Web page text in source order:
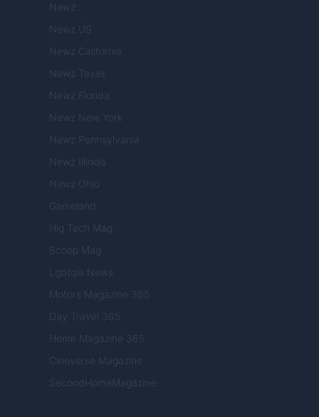
Newz
Newz US
Newz California
Newz Texas
Newz Florida
Newz New York
Newz Pennsylvania
Newz Illinois
Newz Ohio
Gameland
Hig Tech Mag
Scoop Mag
Lgbtqia News
Motors Magazine 365
Day Travel 365
Home Magazine 365
Cineverse Magazine
SecondHomeMagazine